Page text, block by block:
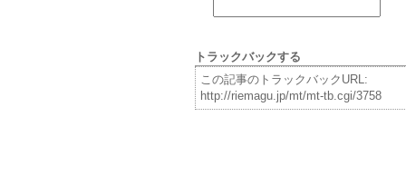
トラックバックする
この記事のトラックバックURL:
http://riemagu.jp/mt/mt-tb.cgi/3758